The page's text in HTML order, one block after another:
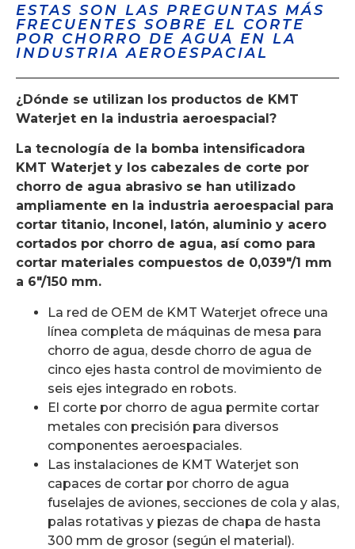
ESTAS SON LAS PREGUNTAS MÁS
FRECUENTES SOBRE EL CORTE
POR CHORRO DE AGUA EN LA
INDUSTRIA AEROESPACIAL
¿Dónde se utilizan los productos de KMT
Waterjet en la industria aeroespacial?
La tecnología de la bomba intensificadora
KMT Waterjet y los cabezales de corte por
chorro de agua abrasivo se han utilizado
ampliamente en la industria aeroespacial para
cortar titanio, Inconel, latón, aluminio y acero
cortados por chorro de agua, así como para
cortar materiales compuestos de 0,039″/1 mm
a 6″/150 mm.
La red de OEM de KMT Waterjet ofrece una
línea completa de máquinas de mesa para
chorro de agua, desde chorro de agua de
cinco ejes hasta control de movimiento de
seis ejes integrado en robots.
El corte por chorro de agua permite cortar
metales con precisión para diversos
componentes aeroespaciales.
Las instalaciones de KMT Waterjet son
capaces de cortar por chorro de agua
fuselajes de aviones, secciones de cola y alas,
palas rotativas y piezas de chapa de hasta
300 mm de grosor (según el material).